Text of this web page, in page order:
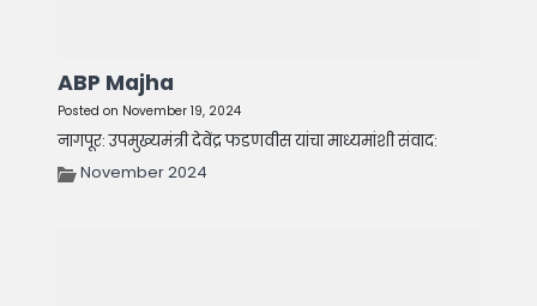
ABP Majha
Posted on November 19, 2024
नागपूर: उपमुख्यमंत्री देवेंद्र फडणवीस यांचा माध्यमांशी संवाद:
November 2024